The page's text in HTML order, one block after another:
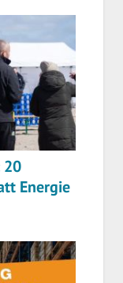
20
Energie